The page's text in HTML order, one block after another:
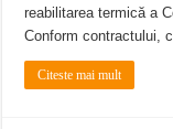
reabilitarea termică a
Conform contractului,
Citeste mai mult